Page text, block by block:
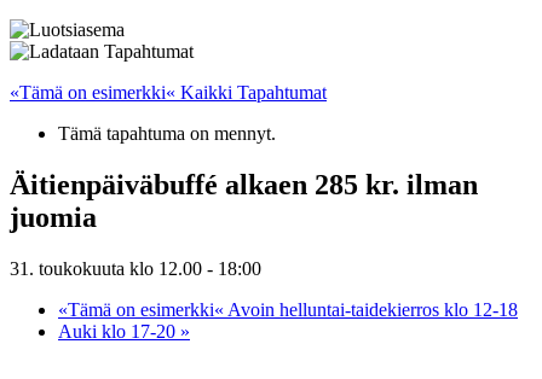
«Tämä on esimerkki« Kaikki Tapahtumat
Tämä tapahtuma on mennyt.
Äitienpäiväbuffé alkaen 285 kr. ilman
juomia
31. toukokuuta klo 12.00 - 18:00
«Tämä on esimerkki« Avoin helluntai-taidekierros klo 12-18
Auki klo 17-20 »